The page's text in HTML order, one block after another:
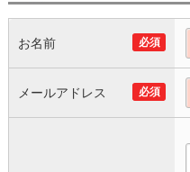
必須
お名前
必須
メールアドレス